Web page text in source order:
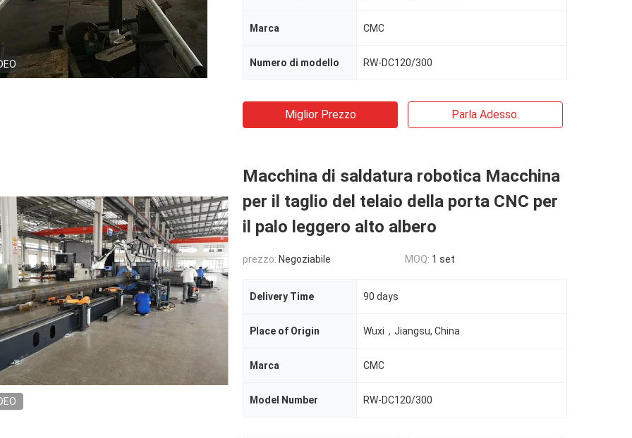
Marca CMC
Numero di modello RW-DC120/300
Miglior Prezzo Parla Adesso.
Macchina di saldatura robotica Macchina
per il taglio del telaio della porta CNC per
il palo leggero alto albero
prezzo: Negoziabile MOQ: 1 set
Delivery Time 90 days
Place of Origin Wuxi，Jiangsu, China
Marca CMC
Model Number RW-DC120/300